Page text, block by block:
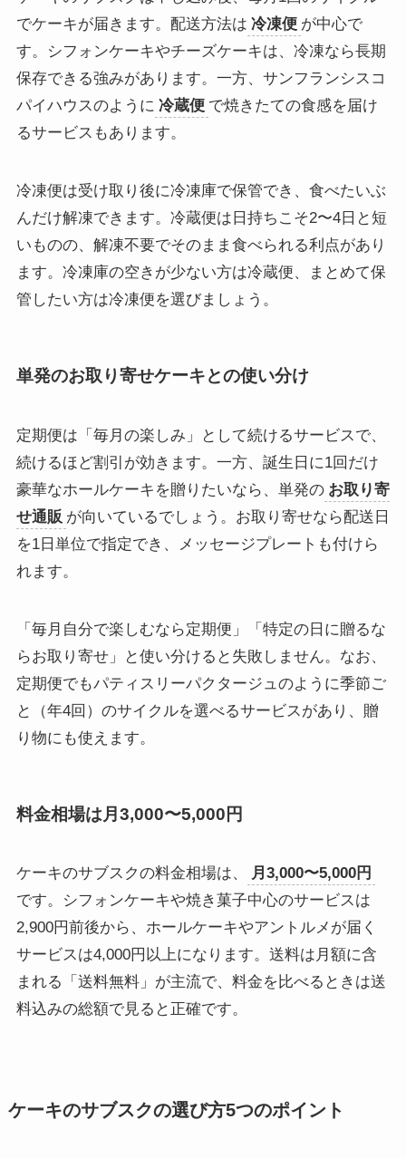
でケーキが届きます。配送方法は 冷凍便 が中心で
す。シフォンケーキやチーズケーキは、冷凍なら長期
保存できる強みがあります。一方、サンフランシスコ
パイハウスのように 冷蔵便 で焼きたての食感を届け
るサービスもあります。
冷凍便は受け取り後に冷凍庫で保管でき、食べたいぶ
んだけ解凍できます。冷蔵便は日持ちこそ2〜4日と短
いものの、解凍不要でそのまま食べられる利点があり
ます。冷凍庫の空きが少ない方は冷蔵便、まとめて保
管したい方は冷凍便を選びましょう。
単発のお取り寄せケーキとの使い分け
定期便は「毎月の楽しみ」として続けるサービスで、
続けるほど割引が効きます。一方、誕生日に1回だけ
豪華なホールケーキを贈りたいなら、単発の お取り寄
せ通販 が向いているでしょう。お取り寄せなら配送日
を1日単位で指定でき、メッセージプレートも付けら
れます。
「毎月自分で楽しむなら定期便」「特定の日に贈るな
らお取り寄せ」と使い分けると失敗しません。なお、
定期便でもパティスリーパクタージュのように季節ご
と（年4回）のサイクルを選べるサービスがあり、贈
り物にも使えます。
料金相場は月3,000〜5,000円
ケーキのサブスクの料金相場は、
月3,000〜5,000円
です。シフォンケーキや焼き菓子中心のサービスは
2,900円前後から、ホールケーキやアントルメが届く
サービスは4,000円以上になります。送料は月額に含
まれる「送料無料」が主流で、料金を比べるときは送
料込みの総額で見ると正確です。
ケーキのサブスクの選び方5つのポイント